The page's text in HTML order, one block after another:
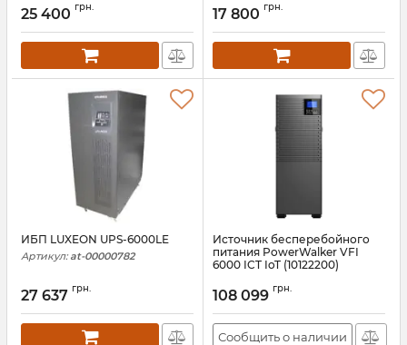
25 400 грн. 17 800 грн.
ИБП LUXEON UPS-6000LE
Артикул: at-00000782
27 637 грн.
Источник бесперебойного
питания PowerWalker VFI
6000 ICT IoT (10122200)
108 099 грн.
Сообщить о наличии